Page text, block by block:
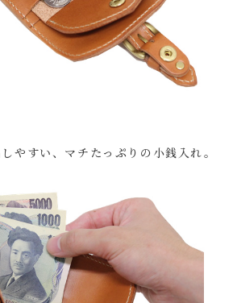
やすい、マチたっぷりの小銭入れ。